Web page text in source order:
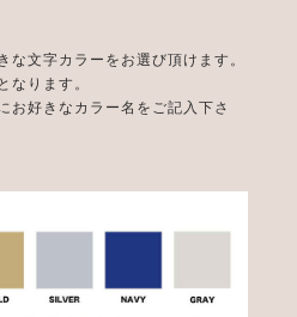
な文字カラーをお選び頂けます。
なります。
お好きなカラー名をご記入下さ